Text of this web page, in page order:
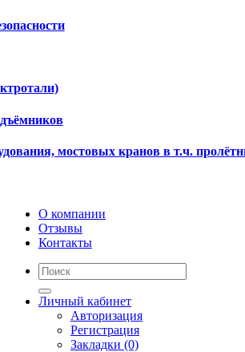
мостовых кранов в т.ч.
О компании
Отзывы
Контакты
Личный кабинет
Авторизация
Регистрация
Закладки (0)